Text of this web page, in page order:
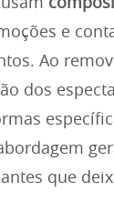
e
Ao
dos
que